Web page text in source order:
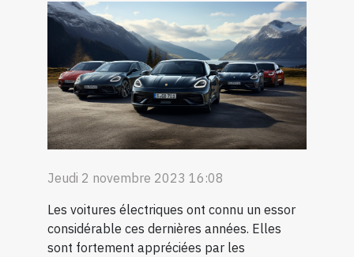
Jeudi 2 novembre 2023 16:08
Les voitures électriques ont connu un essor
considérable ces dernières années. Elles
sont fortement appréciées par les